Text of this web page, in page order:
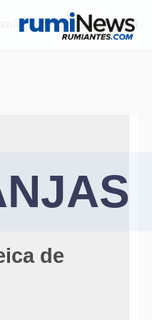
"paises" asociados a
de